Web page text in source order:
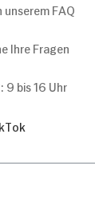
FAQ
Ihre Fragen
9 bis 16 Uhr